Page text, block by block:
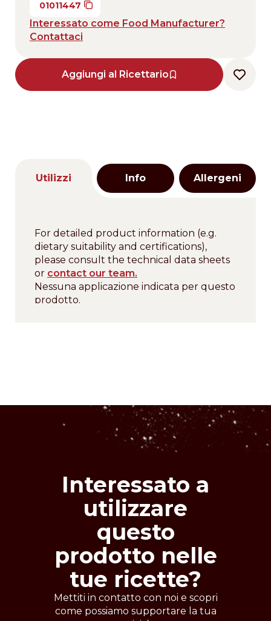
01011447
Interessato come Food Manufacturer?
Contattaci
Aggiungi al Ricettario
Utilizzi Info Allergeni
For detailed product information (e.g.
dietary suitability and certifications),
please consult the technical data sheets
or contact our team.
Nessuna applicazione indicata per questo
prodotto.
Latte
Uova
Interessato a
utilizzare
questo
prodotto nelle
tue ricette?
Mettiti in contatto con noi e scopri
come possiamo supportare la tua